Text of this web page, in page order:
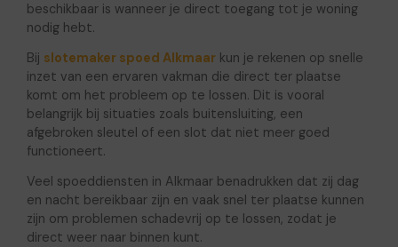
beschikbaar is wanneer je direct toegang tot je woning
nodig hebt.
Bij slotemaker spoed Alkmaarkun je rekenen op snelle
inzet van een ervaren vakman die direct ter plaatse
komt om het probleem op te lossen. Dit is vooral
belangrijk bij situaties zoals buitensluiting, een
afgebroken sleutel of een slot dat niet meer goed
functioneert.
Veel spoeddiensten in Alkmaar benadrukken dat zij dag
en nacht bereikbaar zijn en vaak snel ter plaatse kunnen
zijn om problemen schadevrij op te lossen, zodat je
direct weer naar binnen kunt.